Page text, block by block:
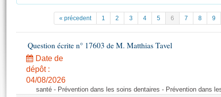
Projets de loi
Propositions de loi
Amendements
Textes adoptés
Documents de référence
( Constitution | Règlement de l'Assemblée ... )
Histoire
Juniors
Anciennes législatures
La Bibliothèque
Contacts et plan d'accès
Photos libres de droit
« précedent 1 2 3 4 5 6 7 8 9
Question écrite n° 17603 de M. Matthias Tavel
Date de
dépôt :
04/08/2026
santé - Prévention dans les soins dentaires - Prévention dans